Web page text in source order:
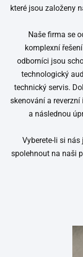
které jsou založeny
Naše firma se
komplexní
odborníci jsou
technologický
technický servis.
skenování a
a následnou
Vyberete-li si
spolehnout na naši